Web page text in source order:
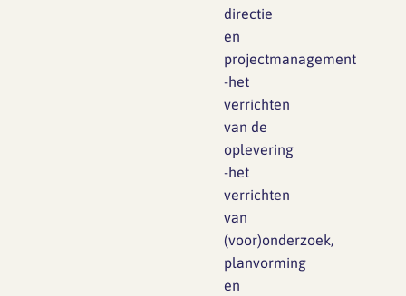
directie
en
projectmanagement
-het
verrichten
van de
oplevering
-het
verrichten
van
(voor)onderzoek,
planvorming
en